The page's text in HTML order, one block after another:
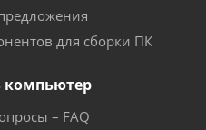
для сборки ПК
компьютер
– FAQ